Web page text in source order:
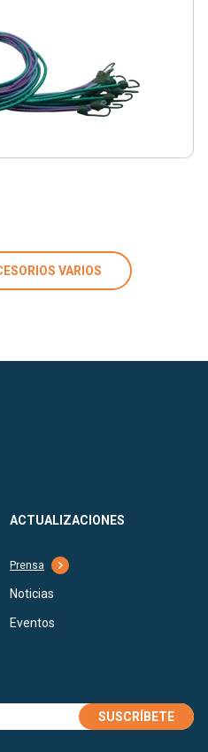
VARIOS
ACTUALIZACIONES
Prensa
Noticias
Eventos
SUSCRÍBETE